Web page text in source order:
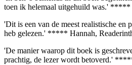
toen ik helemaal uitgehuild was.' *****
'Dit is een van de meest realistische
heb gelezen.' ***** Hannah,
'De manier waarop dit boek is
prachtig, de lezer wordt betoverd.'